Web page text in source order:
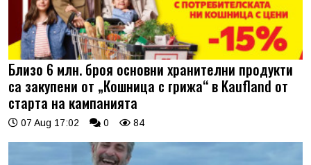
Близо 6 млн. броя основни хранителни продукти
са закупени от „Кошница с грижа“ в Kaufland от
старта на кампанията
07 Aug 17:02 0 84